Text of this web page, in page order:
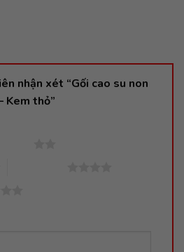
nhận xét “Gối cao su non
Kem thỏ”